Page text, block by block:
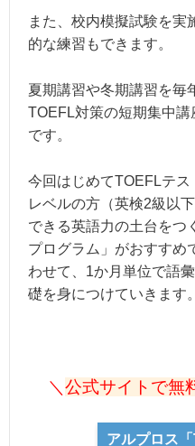
また、校内模擬試験を実
的な練習もできます。
夏期講習や冬期講習を毎
TOEFL対策の短期集中
です。
今回はじめてTOEFLテ
レベルの方（英検2級以
できる英語力の土台をつ
プログラム」がおすすめ
わせて、1か月単位で語
礎を身につけていきます。
＼ 公式サイトで無
アルプロス